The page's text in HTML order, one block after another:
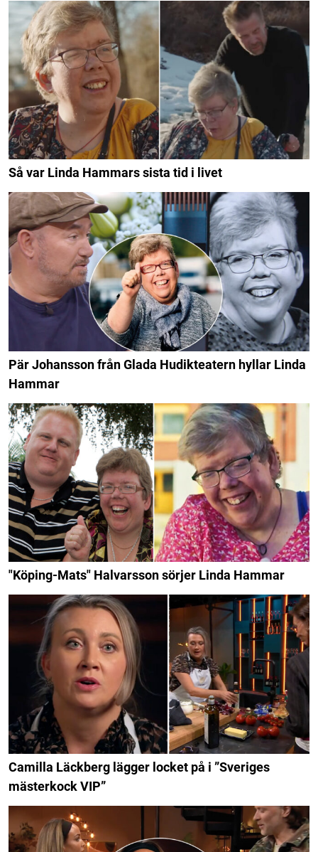
Så var Linda Hammars sista tid i livet
Pär Johansson från Glada Hudikteatern hyllar Linda
Hammar
"Köping-Mats" Halvarsson sörjer Linda Hammar
Camilla Läckberg lägger locket på i ”Sveriges
mästerkock VIP”